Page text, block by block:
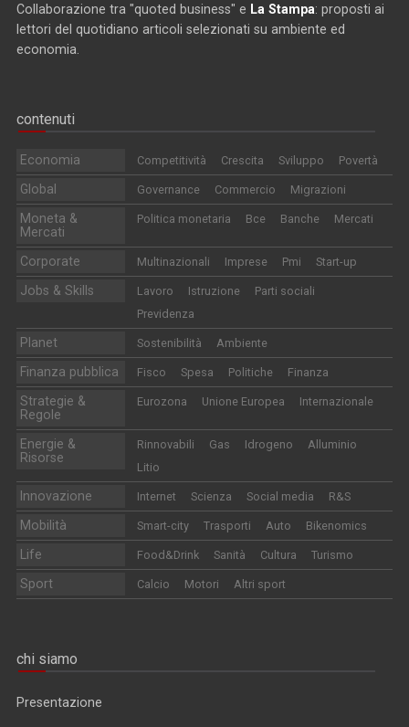
Collaborazione tra "quoted business" e La Stampa: proposti ai
lettori del quotidiano articoli selezionati su ambiente ed
economia.
contenuti
Economia Competitività Crescita Sviluppo Povertà
Global Governance Commercio Migrazioni
Moneta &
Mercati
Politica monetaria Bce Banche Mercati
Corporate Multinazionali Imprese Pmi Start-up
Jobs & Skills Lavoro Istruzione
Parti sociali
Previdenza
Planet Sostenibilità Ambiente
Finanza pubblica Fisco Spesa Politiche Finanza
Strategie &
Regole
Eurozona Unione Europea Internazionale
Energie &
Risorse
Rinnovabili Gas Idrogeno
Alluminio
Litio
Innovazione Internet Scienza Social media R&S
Mobilità Smart-city Trasporti Auto Bikenomics
Life Food&Drink Sanità Cultura Turismo
Sport Calcio Motori Altri sport
chi siamo
Presentazione